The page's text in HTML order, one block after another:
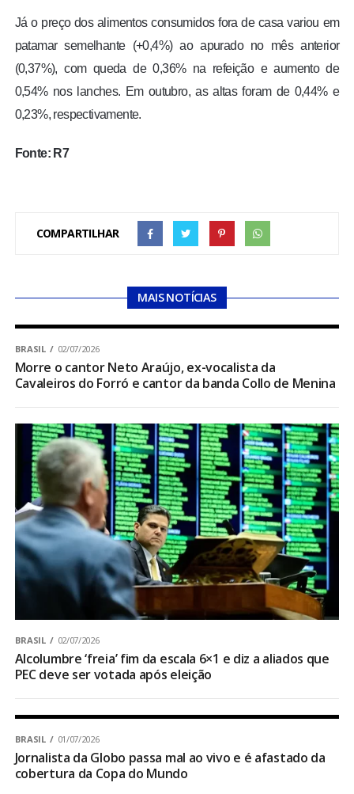
Já o preço dos alimentos consumidos fora de casa variou em
patamar semelhante (+0,4%) ao apurado no mês anterior
(0,37%), com queda de 0,36% na refeição e aumento de
0,54% nos lanches. Em outubro, as altas foram de 0,44% e
0,23%, respectivamente.
Fonte: R7
COMPARTILHAR
MAIS NOTÍCIAS
BRASIL 02/07/2026
Morre o cantor Neto Araújo, ex-vocalista da
Cavaleiros do Forró e cantor da banda Collo de Menina
BRASIL 02/07/2026
Alcolumbre ‘freia’ fim da escala 6×1 e diz a aliados que
PEC deve ser votada após eleição
BRASIL 01/07/2026
Jornalista da Globo passa mal ao vivo e é afastado da
cobertura da Copa do Mundo